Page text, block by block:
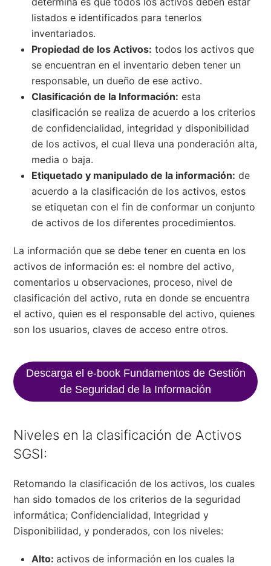
listados e identificados para tenerlos
inventariados.
Propiedad de los Activos: todos los activos que
se encuentran en el inventario deben tener un
responsable, un dueño de ese activo.
Clasificación de la Información: esta
clasificación se realiza de acuerdo a los criterios
de confidencialidad, integridad y disponibilidad
de los activos, el cual lleva una ponderación alta,
media o baja.
Etiquetado y manipulado de la información: de
acuerdo a la clasificación de los activos, estos
se etiquetan con el fin de conformar un conjunto
de activos de los diferentes procedimientos.
La información que se debe tener en cuenta en los
activos de información es: el nombre del activo,
comentarios u observaciones, proceso, nivel de
clasificación del activo, ruta en donde se encuentra
el activo, quien es el responsable del activo, quienes
son los usuarios, claves de acceso entre otros.
Descarga el e-book Fundamentos de Gestión
de Seguridad de la Información
Niveles en la clasificación de Activos
SGSI:
Retomando la clasificación de los activos, los cuales
han sido tomados de los criterios de la seguridad
informática; Confidencialidad, Integridad y
Disponibilidad, y ponderados, con los niveles:
Alto:activos de información en los cuales la